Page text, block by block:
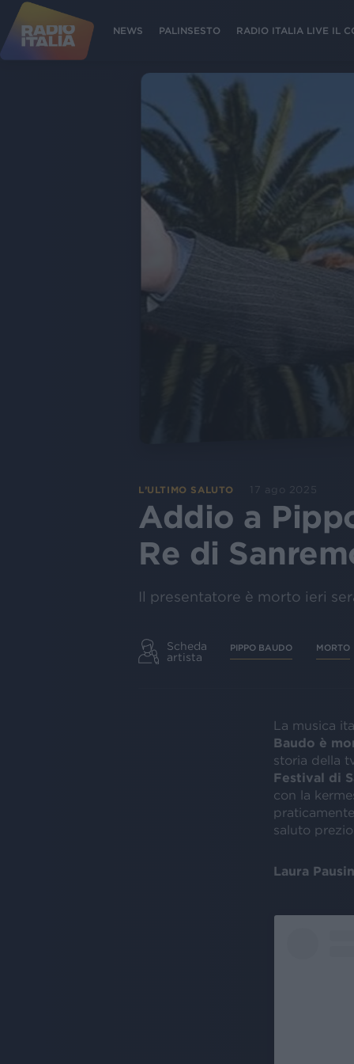
NEWS PALINSESTO RADIO ITALIA LIVE IL
L’ULTIMO SALUTO 17 ago 2025
Addio a
Re di
Il presentatore è morto ieri
Scheda
artista
PIPPO BAUDO MORTO
La musica
Baudo è
storia della
Festival di
con la
saluto
Laura